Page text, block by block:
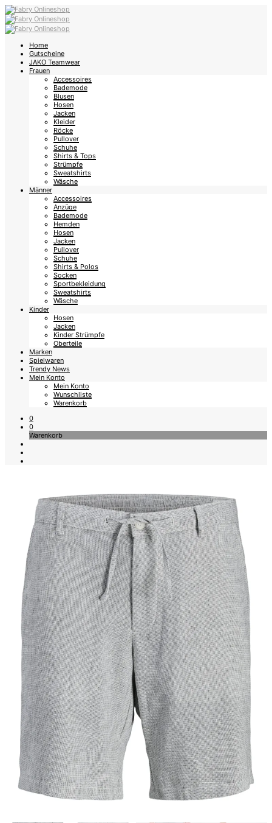
Home
Gutscheine
JAKO Teamwear
Frauen
Accessoires
Bademode
Blusen
Hosen
Jacken
Kleider
Röcke
Pullover
Schuhe
Shirts & Tops
Strümpfe
Sweatshirts
Wäsche
Männer
Accessoires
Anzüge
Bademode
Hemden
Hosen
Jacken
Pullover
Schuhe
Shirts & Polos
Socken
Sportbekleidung
Sweatshirts
Wäsche
Kinder
Hosen
Jacken
Kinder Strümpfe
Oberteile
Marken
Spielwaren
Trendy News
Mein Konto
Mein Konto
Wunschliste
Warenkorb
0
0
Warenkorb